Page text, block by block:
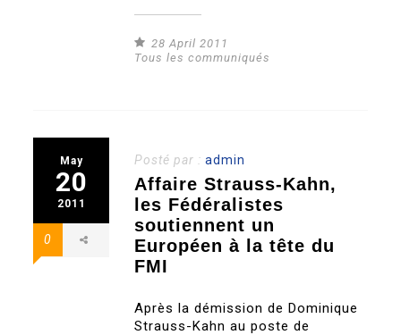
28 April 2011
Tous les communiqués
May
20
2011
0
Posté par :admin
Affaire Strauss-Kahn,
les Fédéralistes
soutiennent un
Européen à la tête du
FMI
Après la démission de Dominique
Strauss-Kahn au poste de